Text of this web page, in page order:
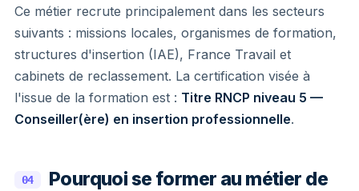
Ce métier recrute principalement dans les secteurs
suivants : missions locales, organismes de formation,
structures d'insertion (IAE), France Travail et
cabinets de reclassement. La certification visée à
l'issue de la formation est : Titre RNCP niveau 5 —
Conseiller(ère) en insertion professionnelle.
04
Pourquoi se former au métier de